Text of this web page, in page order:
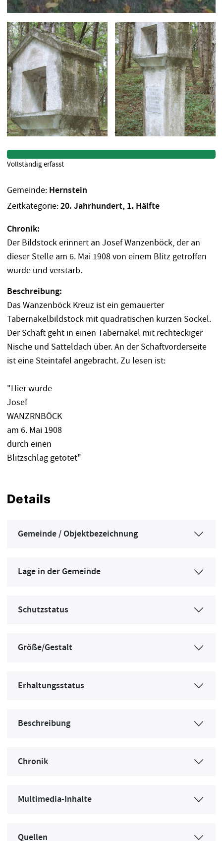
Gemeinde: Hernstein
Zeitkategorie:20. Jahrhundert, 1. Hälfte
Chronik:
Der Bildstock erinnert an Josef Wanzenböck, der an
dieser Stelle am 6. Mai 1908 von einem Blitz getroffen
wurde und verstarb.
Beschreibung:
Das Wanzenböck Kreuz ist ein gemauerter
Tabernakelbildstock mit quadratischen kurzen Sockel.
Der Schaft geht in einen Tabernakel mit rechteckiger
Nische und Satteldach über. An der Schaftvorderseite
ist eine Steintafel angebracht. Zu lesen ist:
"Hier wurde
Josef
WANZRNBÖCK
am 6. Mai 1908
durch einen
Blitzschlag getötet"
Details
Gemeinde / Objektbezeichnung
Lage in der Gemeinde
Schutzstatus
Größe/Gestalt
Erhaltungsstatus
Beschreibung
Chronik
Multimedia-Inhalte
Quellen
Vollständig erfasst